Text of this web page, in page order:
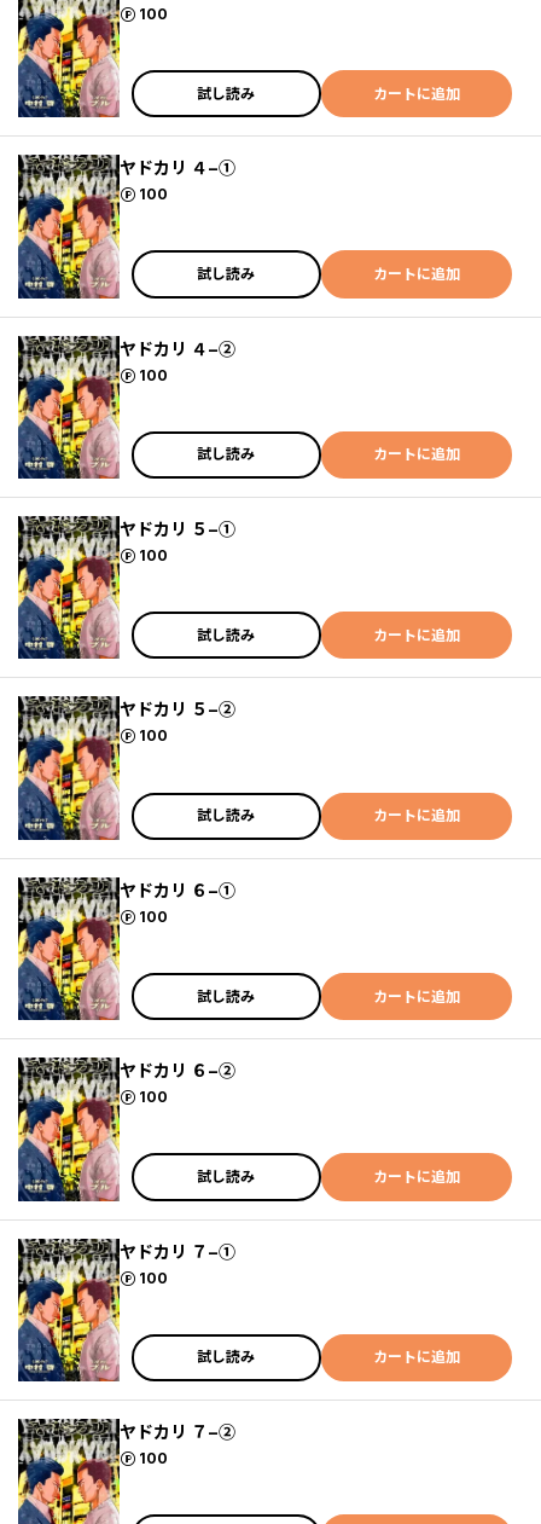
100
ポイント
試し読み カートに追加
ヤドカリ ４−①
100
ポイント
試し読み カートに追加
ヤドカリ ４−②
100
ポイント
試し読み カートに追加
ヤドカリ ５−①
100
ポイント
試し読み カートに追加
ヤドカリ ５−②
100
ポイント
試し読み カートに追加
ヤドカリ ６−①
100
ポイント
試し読み カートに追加
ヤドカリ ６−②
100
ポイント
試し読み カートに追加
ヤドカリ ７−①
100
ポイント
試し読み カートに追加
ヤドカリ ７−②
100
ポイント